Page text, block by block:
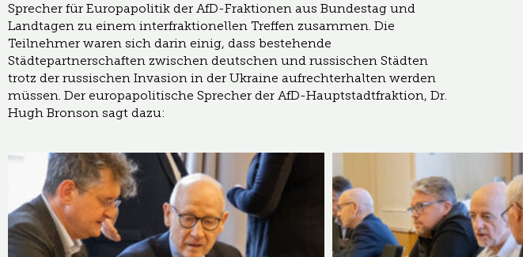
Sprecher für Europapolitik der AfD-Fraktionen aus Bundestag und
Landtagen zu einem interfraktionellen Treffen zusammen. Die
Teilnehmer waren sich darin einig, dass bestehende
Städtepartnerschaften zwischen deutschen und russischen Städten
trotz der russischen Invasion in der Ukraine aufrechterhalten werden
müssen. Der europapolitische Sprecher der AfD-Hauptstadtfraktion, Dr.
Hugh Bronson sagt dazu: